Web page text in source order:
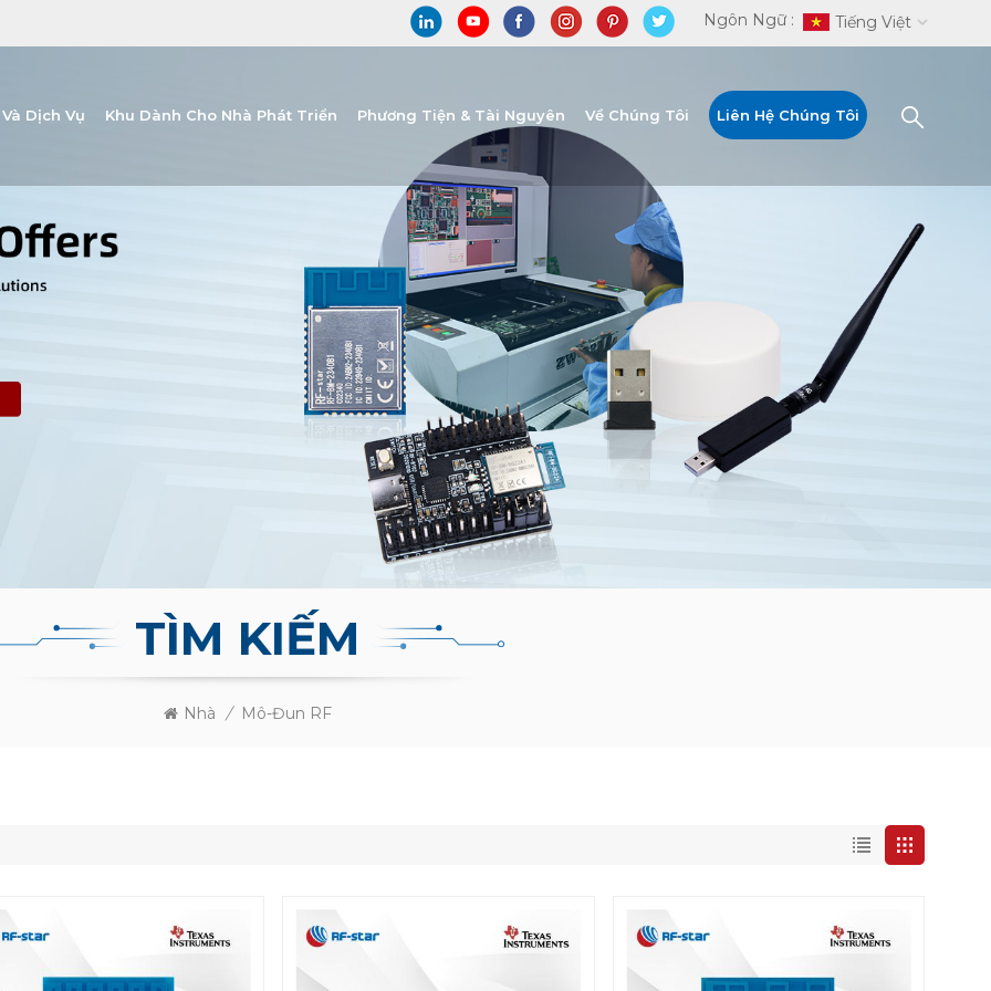
Ngôn Ngữ : Tiếng Việt
Dịch Vụ Khu Dành Cho Nhà Phát Triển Phương Tiện & Tài Nguyên Về Chúng Tôi Liên Hệ Chúng Tôi
TÌM KIẾM
Nhà / Mô-Đun RF